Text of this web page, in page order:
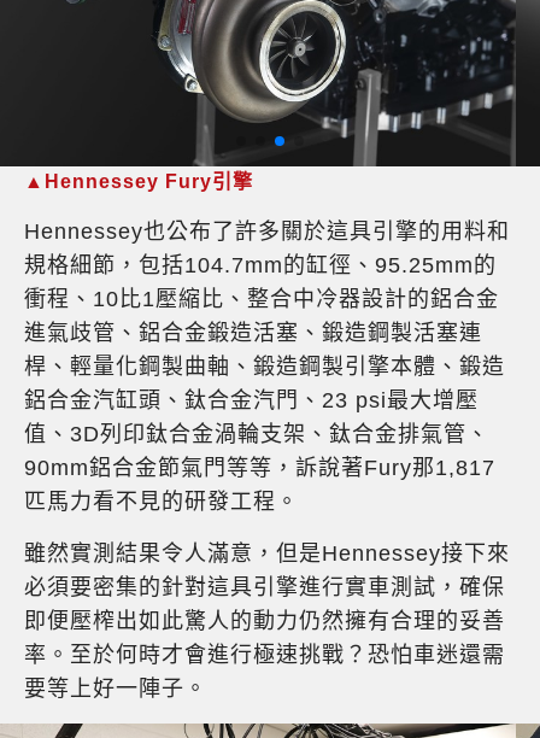
▲Hennessey Fury引擎
Hennessey也公布了許多關於這具引擎的用料和
規格細節，包括104.7mm的缸徑、95.25mm的
衝程、10比1壓縮比、整合中冷器設計的鋁合金
進氣歧管、鋁合金鍛造活塞、鍛造鋼製活塞連
桿、輕量化鋼製曲軸、鍛造鋼製引擎本體、鍛造
鋁合金汽缸頭、鈦合金汽門、23 psi最大增壓
值、3D列印鈦合金渦輪支架、鈦合金排氣管、
90mm鋁合金節氣門等等，訴說著Fury那1,817
匹馬力看不見的研發工程。
雖然實測結果令人滿意，但是Hennessey接下來
必須要密集的針對這具引擎進行實車測試，確保
即便壓榨出如此驚人的動力仍然擁有合理的妥善
率。至於何時才會進行極速挑戰？恐怕車迷還需
要等上好一陣子。